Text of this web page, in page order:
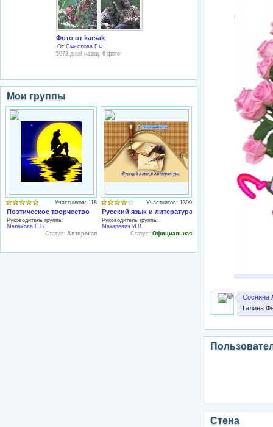
Фото от karsak
От Смыслова Г.Ф.
5973 дней назад, 6 фото
Мои группы
Участников: 118
Поэтическое творчество
Руководитель группы:
Малахова Е.В.
Статус: Авторская
Участников: 1390
Русский язык и литература
Руководитель группы:
Макаревич И.В.
Статус: Официальная
Соснина
Галина
Стена